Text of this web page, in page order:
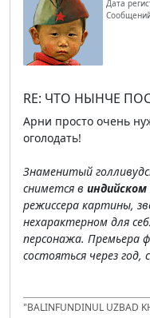
Дата
RE: ЧТО НЫНЧЕ
Арни просто очень
оголодать!
Знаменитый
снимется в индийском
режиссера картины,
нехарактерном для
персонажа. Премьера
состояться через год,
"BALINFUNDINUL UZBAD